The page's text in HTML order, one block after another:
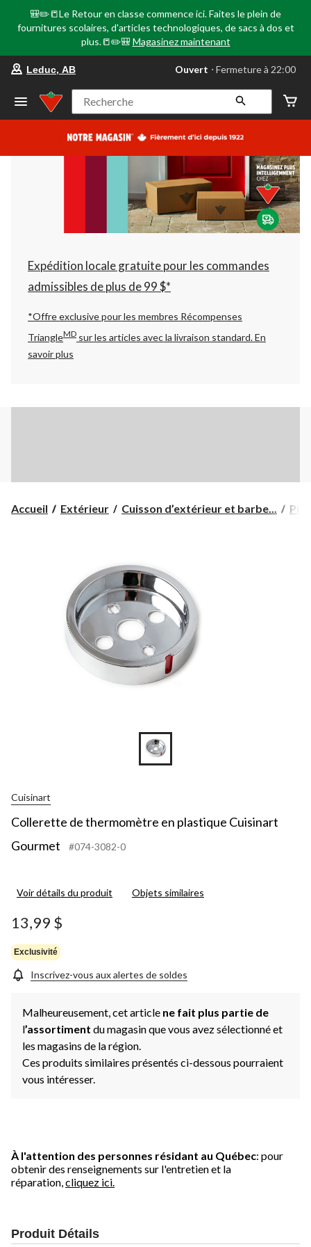
🎒✏️📒Le Retour en classe commence ici. Faites le plein de
fournitures scolaires, d'articles technologiques, de sacs à dos et
plus.📒✏️🎒 Magasinez maintenant
votre
préféré
Leduc,
AB,
courament
Fermeture
à
22:00
cliquer
pour
changer
Leduc, AB Ouvert ⋅ Fermeture à 22:00
Recherche
Expédition locale gratuite pour les commandes
admissibles de plus de 99 $*
*Offre exclusive pour les membres Récompenses
TriangleMD sur les articles avec la livraison standard.En
savoir plus
Accueil Extérieur Cuisson d’extérieur et barbe...
Cuisinart
Collerette de thermomètre en plastique Cuisinart
Gourmet
#074-3082-0
Voir détails du produit Objets similaires
13,99 $
Exclusivité
Inscrivez-vous aux alertes de soldes
Malheureusement, cet article ne fait plus partie de
l’assortiment du magasin que vous avez sélectionné et
les magasins de la région.
Ces produits similaires présentés ci-dessous pourraient
vous intéresser.
À l'attention des personnes résidant au Québec: pour
obtenir des renseignements sur l'entretien et la
réparation, cliquez ici.
Produit Détails